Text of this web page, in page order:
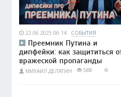
22.06.2025 06:14 СОБЫТИЯ
Преемник Путина и
дипфейки: как защититься
вражеской пропаганды
МИХАИЛ ДЕЛЯГИН 588